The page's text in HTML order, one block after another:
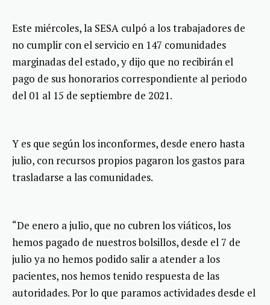
Este miércoles, la SESA culpó a los trabajadores de
no cumplir con el servicio en 147 comunidades
marginadas del estado, y dijo que no recibirán el
pago de sus honorarios correspondiente al periodo
del 01 al 15 de septiembre de 2021.
Y es que según los inconformes, desde enero hasta
julio, con recursos propios pagaron los gastos para
trasladarse a las comunidades.
“De enero a julio, que no cubren los viáticos, los
hemos pagado de nuestros bolsillos, desde el 7 de
julio ya no hemos podido salir a atender a los
pacientes, nos hemos tenido respuesta de las
autoridades. Por lo que paramos actividades desde el